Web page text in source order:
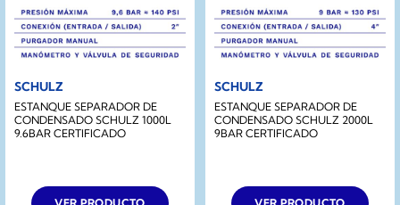
SCHULZ
ESTANQUE SEPARADOR DE
CONDENSADO SCHULZ 1000L
9.6BAR CERTIFICADO
SCHULZ
ESTANQUE SEPARADOR DE
CONDENSADO SCHULZ 2000L
9BAR CERTIFICADO